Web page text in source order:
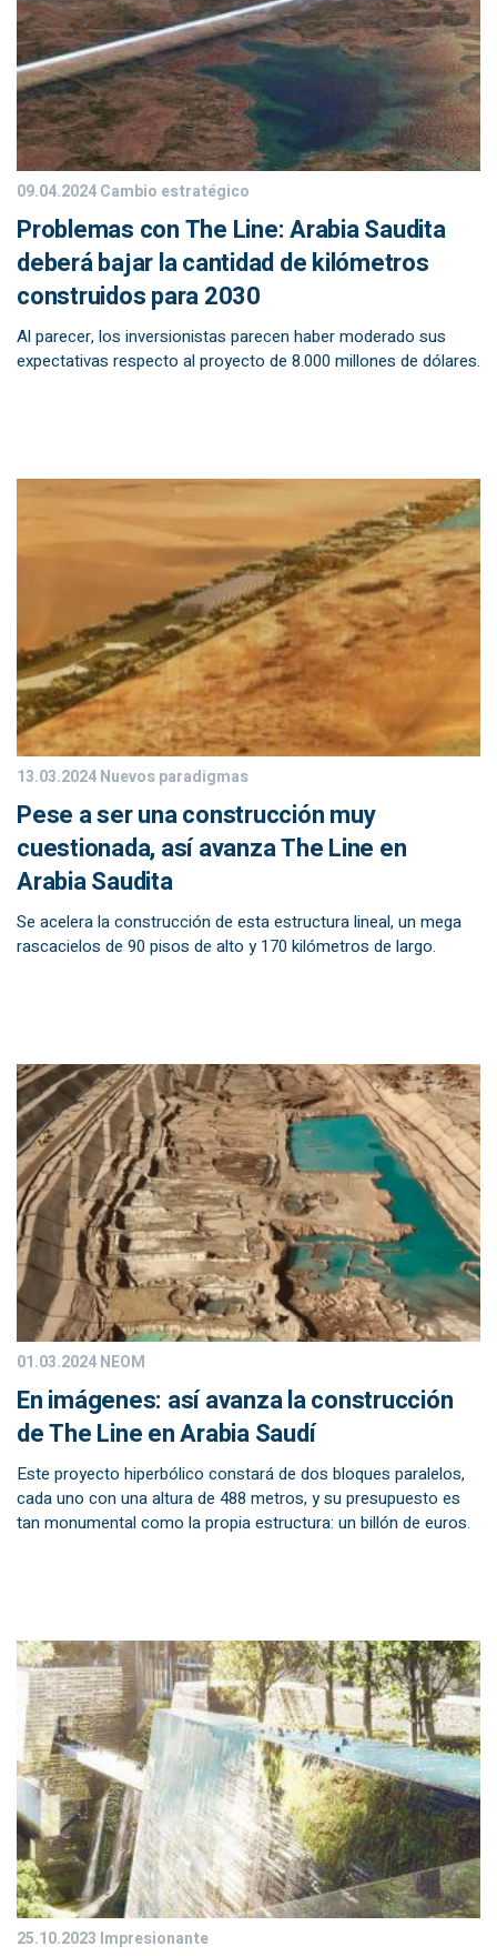
09.04.2024Cambio estratégico
Problemas con The Line: Arabia Saudita
deberá bajar la cantidad de kilómetros
construidos para 2030
Al parecer, los inversionistas parecen haber moderado sus
expectativas respecto al proyecto de 8.000 millones de dólares.
13.03.2024Nuevos paradigmas
Pese a ser una construcción muy
cuestionada, así avanza The Line en
Arabia Saudita
Se acelera la construcción de esta estructura lineal, un mega
rascacielos de 90 pisos de alto y 170 kilómetros de largo.
01.03.2024NEOM
En imágenes: así avanza la construcción
de The Line en Arabia Saudí
Este proyecto hiperbólico constará de dos bloques paralelos,
cada uno con una altura de 488 metros, y su presupuesto es
tan monumental como la propia estructura: un billón de euros.
25.10.2023 Impresionante